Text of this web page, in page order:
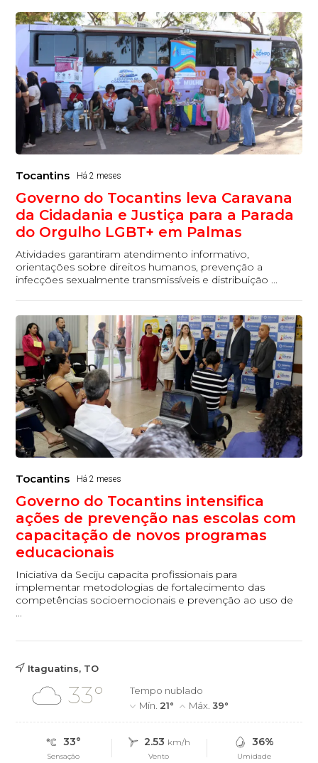
Tocantins Há 2 meses
Governo do Tocantins leva Caravana
da Cidadania e Justiça para a Parada
do Orgulho LGBT+ em Palmas
Atividades garantiram atendimento informativo,
orientações sobre direitos humanos, prevenção a
infecções sexualmente transmissíveis e distribuição ...
Tocantins Há 2 meses
Governo do Tocantins intensifica
ações de prevenção nas escolas com
capacitação de novos programas
educacionais
Iniciativa da Seciju capacita profissionais para
implementar metodologias de fortalecimento das
competências socioemocionais e prevenção ao uso de
...
Itaguatins, TO
33°
Tempo nublado
Mín. 21° Máx.39°
33°
Sensação
2.53 km/h
Vento
36%
Umidade